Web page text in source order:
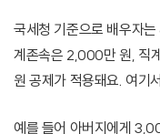
국세청 기준으로 배우자
계존속은 2,000만 원, 직
원 공제가 적용돼요. 여기
예를 들어 아버지에게